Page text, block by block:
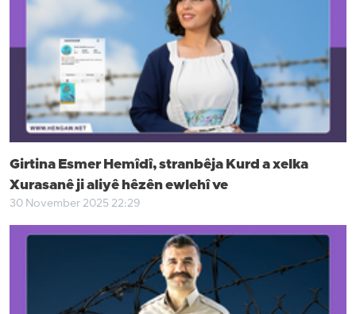
Girtina Esmer Hemîdî, stranbêja Kurd a xelka
Xurasanê ji aliyê hêzên ewlehî ve
30 November 2025 22:29